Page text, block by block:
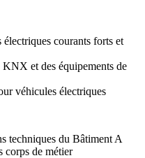
courants forts et
et des équipements de
véhicules électriques
techniques du Bâtiment A
corps de métier